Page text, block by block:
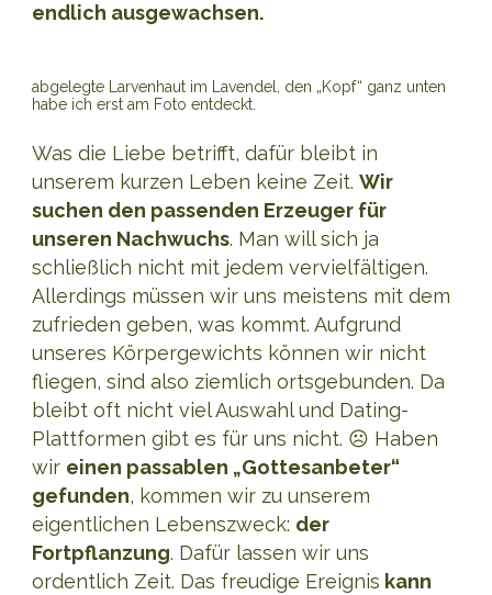
endlich ausgewachsen.
abgelegte Larvenhaut im Lavendel, den „Kopf“ ganz unten
habe ich erst am Foto entdeckt.
Was die Liebe betrifft, dafür bleibt in
unserem kurzen Leben keine Zeit. Wir
suchen den passenden Erzeuger für
unseren Nachwuchs. Man will sich ja
schließlich nicht mit jedem vervielfältigen.
Allerdings müssen wir uns meistens mit dem
zufrieden geben, was kommt. Aufgrund
unseres Körpergewichts können wir nicht
fliegen, sind also ziemlich ortsgebunden. Da
bleibt oft nicht viel Auswahl und Dating-
Plattformen gibt es für uns nicht. ☹️ Haben
wir einen passablen „Gottesanbeter“
gefunden, kommen wir zu unserem
eigentlichen Lebenszweck: der
Fortpflanzung. Dafür lassen wir uns
ordentlich Zeit. Das freudige Ereignis kann